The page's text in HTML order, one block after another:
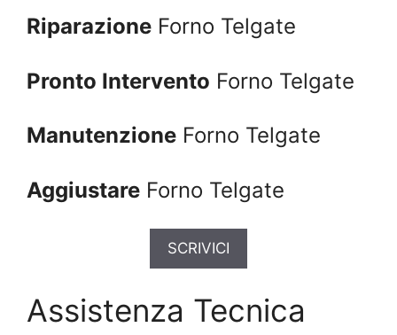
Riparazione Forno Telgate
Pronto Intervento Forno Telgate
Manutenzione Forno Telgate
Aggiustare Forno Telgate
SCRIVICI
Assistenza Tecnica